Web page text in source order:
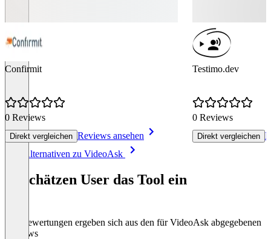
Confirmit
0 Reviews
Direkt vergleichen Reviews ansehen
Testimo.dev
0 Reviews
Direkt vergleichen
Alle Alternativen zu VideoAsk
So schätzen User das Tool ein
Die Bewertungen ergeben sich aus den für VideoAsk abgegebenen
Reviews